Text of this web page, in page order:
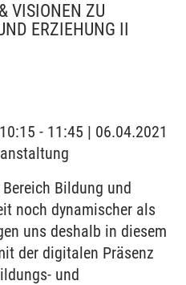
VISIONEN ZU
ERZIEHUNG II
- 11:45 | 06.04.2021
Bildung und
noch dynamischer als
uns deshalb in diesem
der digitalen Präsenz
und